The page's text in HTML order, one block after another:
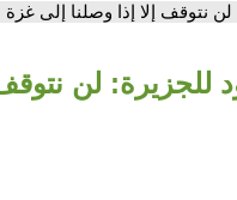
نتوقف إلا إذا وصلنا إلى غزة
لن نتوقف